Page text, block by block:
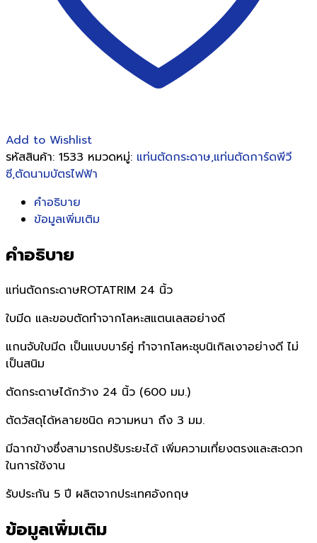
Add to Wishlist
รหัสสินค้า: 1533 หมวดหมู่: แท่นตัดกระดาษ,แท่นตัดการ์ดพีวี
ซี,ตัดนามบัตรไฟฟ้า
คำอธิบาย
ข้อมูลเพิ่มเติม
คำอธิบาย
แท่นตัดกระดาษROTATRIM 24 นิ้ว
ใบมีด และขอบตัดทำจากโลหะสแตนเลสอย่างดี
แกนจับใบมีด เป็นแบบบาร์คู่ ทำจากโลหะชุบนิเกิลเงาอย่างดี ไม่
เป็นสนิม
ตัดกระดาษได้กว้าง 24 นิ้ว (600 มม.)
ตัดวัสดุได้หลายชนิด ความหนา ถึง 3 มม.
มีฉากข้างซึ่งสามารถปรับระยะได้ เพิ่มความเที่ยงตรงและสะดวก
ในการใช้งาน
รับประกัน 5 ปี ผลิตจากประเทศอังกฤษ
ข้อมูลเพิ่มเติม